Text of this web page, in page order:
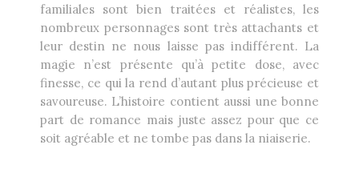
familiales sont bien traitées et réalistes, les
nombreux personnages sont très attachants et
leur destin ne nous laisse pas indifférent. La
magie n’est présente qu’à petite dose, avec
finesse, ce qui la rend d’autant plus précieuse et
savoureuse. L’histoire contient aussi une bonne
part de romance mais juste assez pour que ce
soit agréable et ne tombe pas dans la niaiserie.